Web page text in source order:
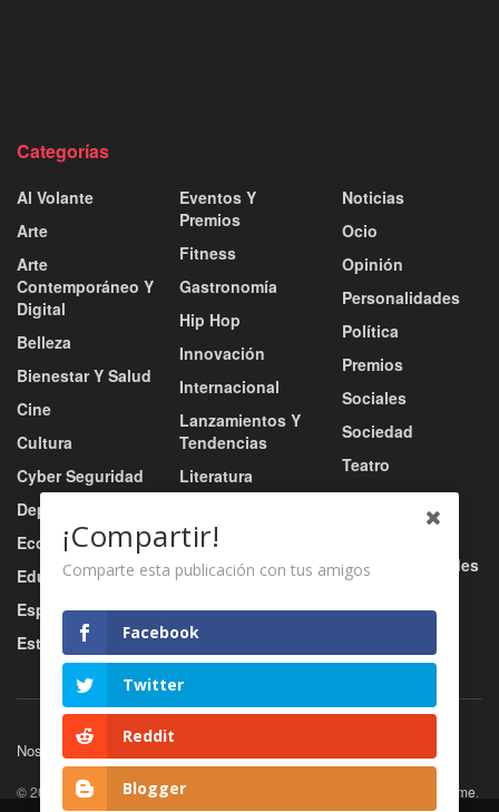
Categorías
Al Volante
Arte
Arte
Contemporáneo Y
Digital
Belleza
Bienestar Y Salud
Cine
Cultura
Cyber Seguridad
Deportes
Economía
Educación
Esports
Estilo De Vida
Eventos Y
Premios
Fitness
Gastronomía
Hip Hop
Innovación
Internacional
Lanzamientos Y
Tendencias
Literatura
Música
Música Urbana
Nacional
Negocio
Noticias
Ocio
Opinión
Personalidades
Política
Premios
Sociales
Sociedad
Teatro
Tecnología
Tv / Radio / Redes
Nosotros
© 2026 JNews - Premium WordPress news & magazine theme by Jegtheme.
¡Compartir!
Comparte esta publicación con tus amigos
Facebook
Twitter
Reddit
Blogger